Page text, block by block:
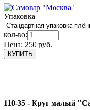
Упаковка:
кол-во:
Цена: 250 руб.
110-35 - Круг малый